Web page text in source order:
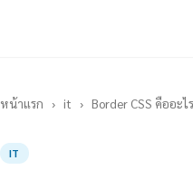
หน้าแรก › it › Border CSS คืออะ
IT